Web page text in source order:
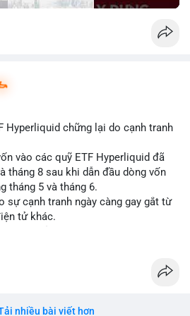
Hyperliquid chững lại do cạnh tranh
vào các quỹ ETF Hyperliquid đã
tháng 8 sau khi dẫn đầu dòng vốn
tháng 5 và tháng 6.
sự cạnh tranh ngày càng gay gắt từ
tử khác.
bớt, ảnh hưởng đến dòng vốn và
sát sao diễn biến thị trường và các
nhiều bài viết hơn